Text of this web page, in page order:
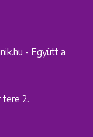
- Együtt a
tere 2.